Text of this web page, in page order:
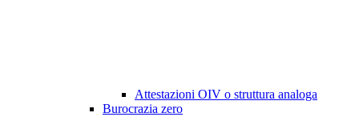
Attestazioni OIV o struttura analoga
Burocrazia zero